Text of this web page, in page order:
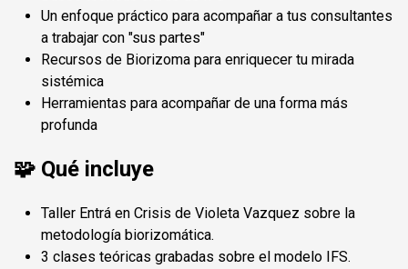
Un enfoque práctico para acompañar a tus consultantes
a trabajar con "sus partes"
Recursos de Biorizoma para enriquecer tu mirada
sistémica
Herramientas para acompañar de una forma más
profunda
🧩 Qué incluye
Taller Entrá en Crisis de Violeta Vazquez sobre la
metodología biorizomática.
3 clases teóricas grabadas sobre el modelo IFS.